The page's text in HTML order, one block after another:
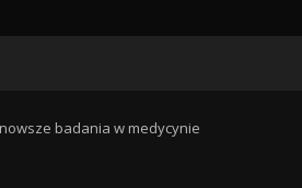
badania w medycynie